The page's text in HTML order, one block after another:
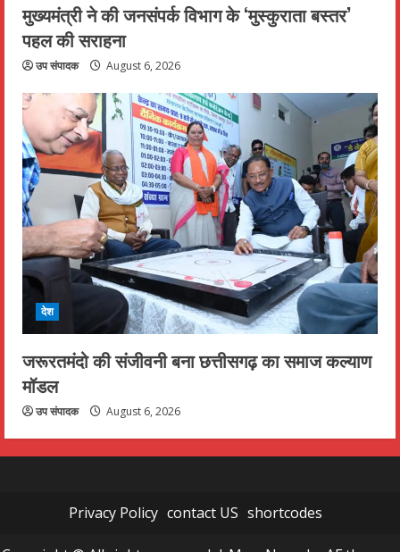
मुख्यमंत्री ने की जनसंपर्क विभाग के ‘मुस्कुराता बस्तर’
पहल की सराहना
उप संपादक August 6, 2026
देश
जरूरतमंदो की संजीवनी बना छत्तीसगढ़ का समाज कल्याण
मॉडल
उप संपादक August 6, 2026
Privacy Policy contact US shortcodes